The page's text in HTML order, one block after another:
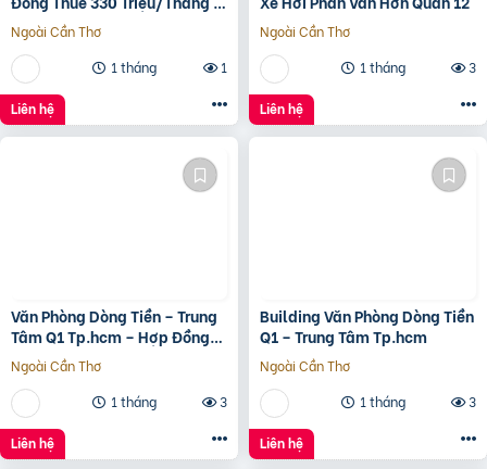
Quận 5, Tp.hcm -139Ty
Ngoài Cần Thơ
1 tháng
1
Liên hệ
Ngoài Cần Thơ
1 tháng
3
Liên hệ
Văn Phòng Dòng Tiền – Trung
Tâm Q1 Tp.hcm – Hợp Đồng
Thuê 250 Triệu/Tháng – 115
Tỷ
Ngoài Cần Thơ
1 tháng
3
Liên hệ
Building Văn Phòng Dòng Tiền
Q1 – Trung Tâm Tp.hcm
Ngoài Cần Thơ
1 tháng
3
Liên hệ